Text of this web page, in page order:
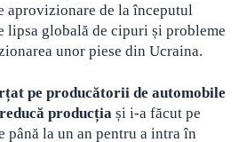
aprovizionare de la începutul
lipsa globală de cipuri și probleme
unor piese din Ucraina.
pe producătorii de automobile
producția și i-a făcut pe
până la un an pentru a intra în